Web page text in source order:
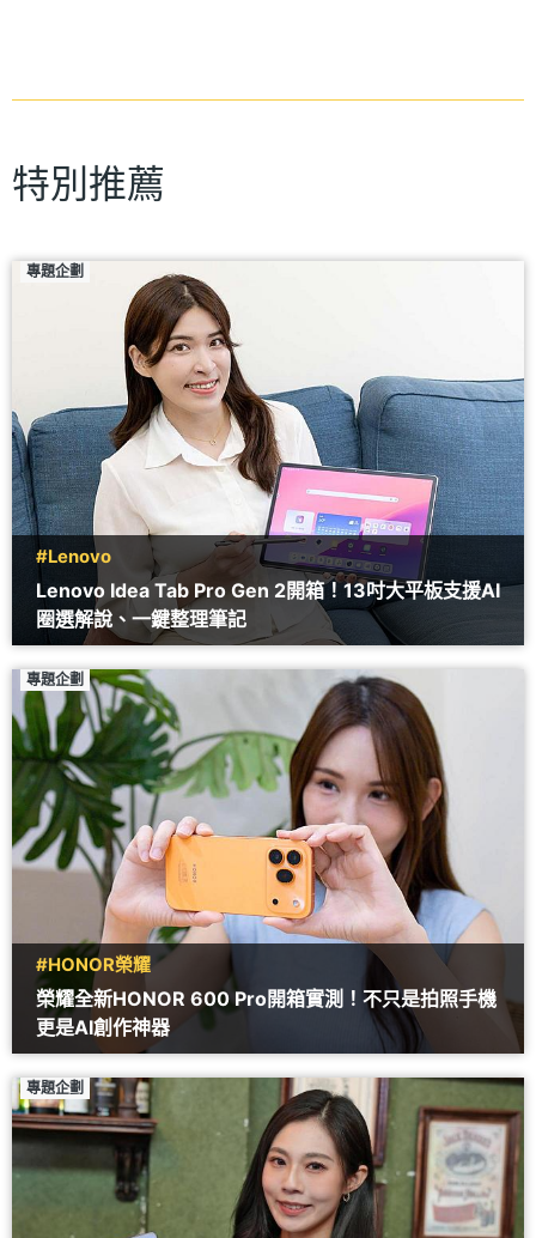
特別推薦
專題企劃
#Lenovo
Lenovo Idea Tab Pro Gen 2開箱！13吋大平板支援AI
圈選解說、一鍵整理筆記
專題企劃
#HONOR榮耀
榮耀全新HONOR 600 Pro開箱實測！不只是拍照手機
更是AI創作神器
專題企劃